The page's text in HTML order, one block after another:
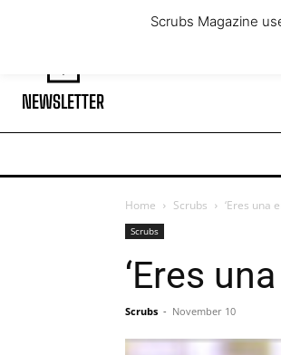
Thursday, August 6, 2026
NEWSLETTER
Home Scrubs ‘Eres una
Scrubs
‘Eres
Scrubs - November 10
Scrubs Magazine